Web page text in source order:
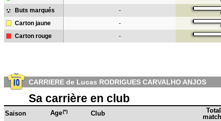
Buts marqués -
Carton jaune -
Carton rouge -
CARRIERE de Lucas RODRIGUES CARVALHO ANJOS
Sa carrière en club
Saison Age(*) Club
Total